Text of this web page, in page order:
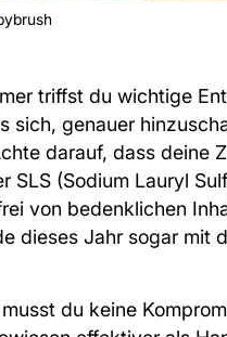
triffst du wichtige
sich, genauer
darauf, dass deine
SLS (Sodium Lauryl
von bedenklichen
dieses Jahr sogar mit
du keine